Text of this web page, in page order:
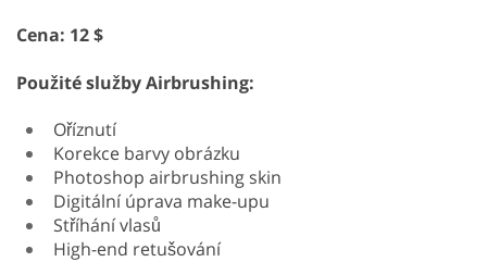
Cena: 12 $
Použité služby Airbrushing:
Oříznutí
Korekce barvy obrázku
Photoshop airbrushing skin
Digitální úprava make-upu
Stříhání vlasů
High-end retušování